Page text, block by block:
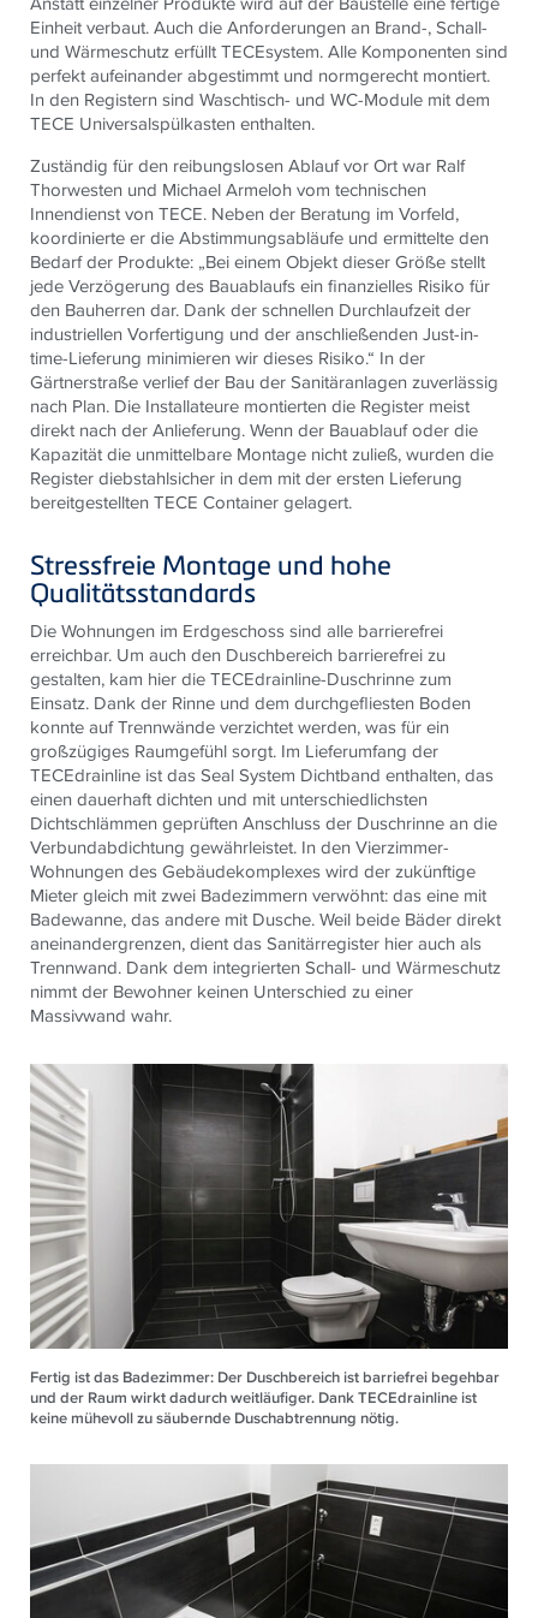
Einheit verbaut. Auch die Anforderungen an Brand-, Schall-
und Wärmeschutz erfüllt TECEsystem. Alle Komponenten sind
perfekt aufeinander abgestimmt und normgerecht montiert.
In den Registern sind Waschtisch- und WC-Module mit dem
TECE Universalspülkasten enthalten.
Zuständig für den reibungslosen Ablauf vor Ort war Ralf
Thorwesten und Michael Armeloh vom technischen
Innendienst von TECE. Neben der Beratung im Vorfeld,
koordinierte er die Abstimmungsabläufe und ermittelte den
Bedarf der Produkte: „Bei einem Objekt dieser Größe stellt
jede Verzögerung des Bauablaufs ein finanzielles Risiko für
den Bauherren dar. Dank der schnellen Durchlaufzeit der
industriellen Vorfertigung und der anschließenden Just-in-
time-Lieferung minimieren wir dieses Risiko.“ In der
Gärtnerstraße verlief der Bau der Sanitäranlagen zuverlässig
nach Plan. Die Installateure montierten die Register meist
direkt nach der Anlieferung. Wenn der Bauablauf oder die
Kapazität die unmittelbare Montage nicht zuließ, wurden die
Register diebstahlsicher in dem mit der ersten Lieferung
bereitgestellten TECE Container gelagert.
Stressfreie Montage und hohe
Qualitätsstandards
Die Wohnungen im Erdgeschoss sind alle barrierefrei
erreichbar. Um auch den Duschbereich barrierefrei zu
gestalten, kam hier die TECEdrainline-Duschrinne zum
Einsatz. Dank der Rinne und dem durchgefliesten Boden
konnte auf Trennwände verzichtet werden, was für ein
großzügiges Raumgefühl sorgt. Im Lieferumfang der
TECEdrainline ist das Seal System Dichtband enthalten, das
einen dauerhaft dichten und mit unterschiedlichsten
Dichtschlämmen geprüften Anschluss der Duschrinne an die
Verbundabdichtung gewährleistet. In den Vierzimmer-
Wohnungen des Gebäudekomplexes wird der zukünftige
Mieter gleich mit zwei Badezimmern verwöhnt: das eine mit
Badewanne, das andere mit Dusche. Weil beide Bäder direkt
aneinandergrenzen, dient das Sanitärregister hier auch als
Trennwand. Dank dem integrierten Schall- und Wärmeschutz
nimmt der Bewohner keinen Unterschied zu einer
Massivwand wahr.
Fertig ist das Badezimmer: Der Duschbereich ist barriefrei begehbar
und der Raum wirkt dadurch weitläufiger. Dank TECEdrainline ist
keine mühevoll zu säubernde Duschabtrennung nötig.